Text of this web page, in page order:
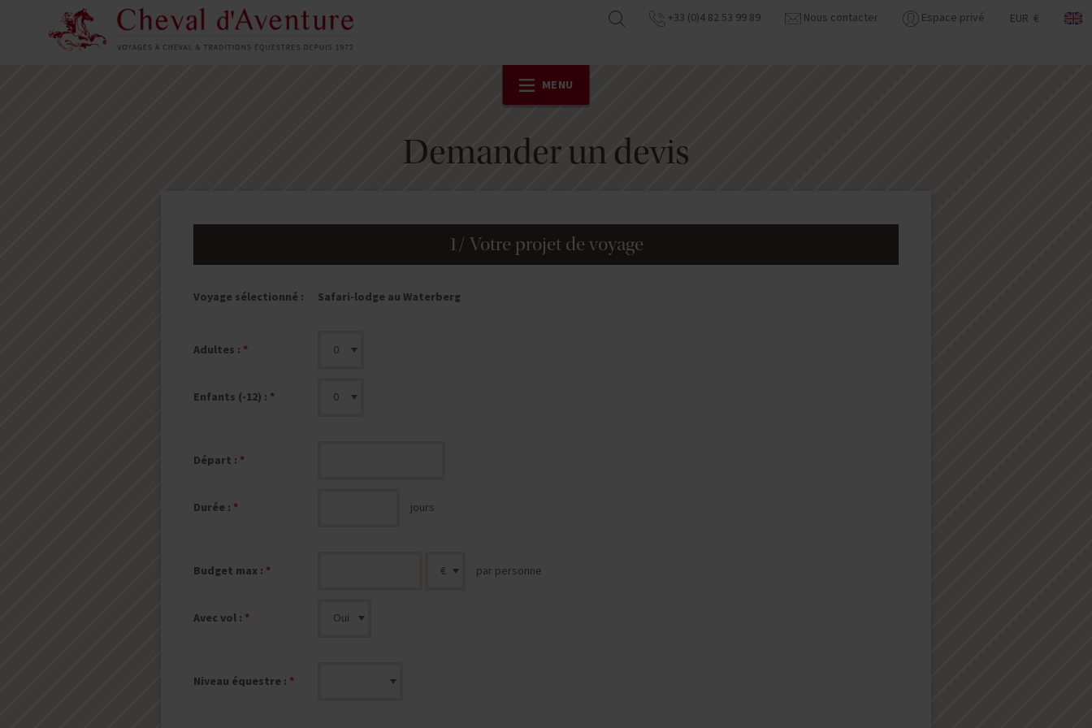
+33 (0)4 82 53 99 89 Nous contacter Espace privé EUR €
MENU
Demander un devis
1/ Votre projet de voyage
Voyage sélectionné : Safari-lodge au Waterberg
Adultes :
Enfants (-12) :
Départ :
Durée : jours
Budget max : par personne
Avec vol :
Niveau équestre :